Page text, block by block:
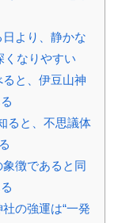
より、静かな
くなりやすい
と、伊豆山神
ると、不思議体
徴であると同
の強運は“一発